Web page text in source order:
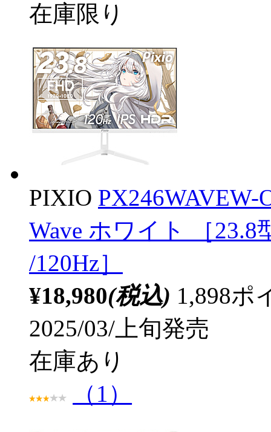
在庫限り
PIXIO
Wave ホワイト ［23.8
/120Hz］
¥18,980(税込) 1,898ポ
2025/03/上旬発売
在庫あり
（1）